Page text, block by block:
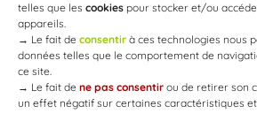
telles que les cookies pour stocker et/ou
appareils.
→ Le fait de consentir à ces technologies nous
données telles que le comportement de
ce site.
→ Le fait de ne pas consentir ou de retirer son
un effet négatif sur certaines caractéristiques